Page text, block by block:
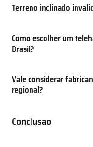
Terreno inclinado
Como escolher um
Brasil?
Vale considerar
regional?
Conclusao